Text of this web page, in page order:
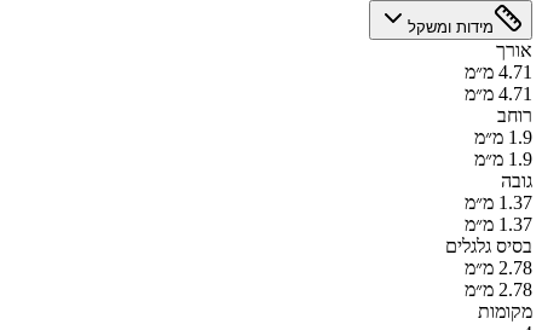
מידות ומשקל
אורך
4.71 מ״מ
4.71 מ״מ
רוחב
1.9 מ״מ
1.9 מ״מ
גובה
1.37 מ״מ
1.37 מ״מ
בסיס גלגלים
2.78 מ״מ
2.78 מ״מ
מקומות